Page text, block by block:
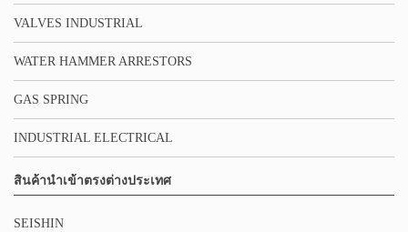
VALVES INDUSTRIAL
WATER HAMMER ARRESTORS
GAS SPRING
INDUSTRIAL ELECTRICAL
สินค้านำเข้าตรงต่างประเทศ
SEISHIN